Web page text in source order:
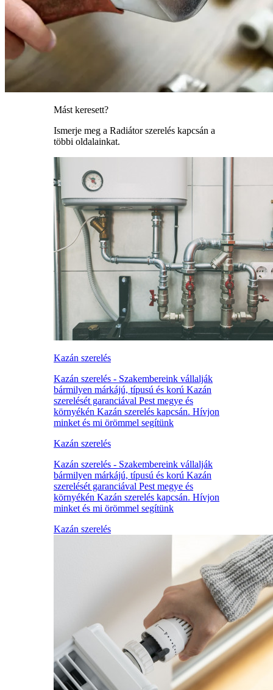
Mást keresett?
Ismerje meg a Radiátor szerelés kapcsán a
többi oldalainkat.
Kazán szerelés
Kazán szerelés - Szakembereink vállalják
bármilyen márkájú, típusú és korú Kazán
szerelését garanciával Pest megye és
környékén Kazán szerelés kapcsán. Hívjon
minket és mi örömmel segítünk
Kazán szerelés
Kazán szerelés - Szakembereink vállalják
bármilyen márkájú, típusú és korú Kazán
szerelését garanciával Pest megye és
környékén Kazán szerelés kapcsán. Hívjon
minket és mi örömmel segítünk
Kazán szerelés